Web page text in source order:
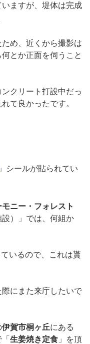
ますが、堤体は完成
め、近くから撮影は
とか正面を伺うこと
クリート打設中だっ
て良かったです。
」シールが貼られてい
ニー・フォレスト
設）」では、何組か
いるので、これは貰
にまた来庁したいで
伊賀市桐ヶ丘にある
生姜焼き定食 」を頂